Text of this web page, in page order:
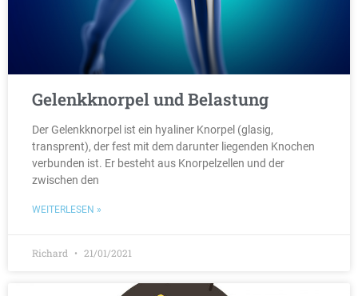
Gelenkknorpel und Belastung
Der Gelenkknorpel ist ein hyaliner Knorpel (glasig,
transprent), der fest mit dem darunter liegenden Knochen
verbunden ist. Er besteht aus Knorpelzellen und der
zwischen den
WEITERLESEN »
Richard 21/01/2021